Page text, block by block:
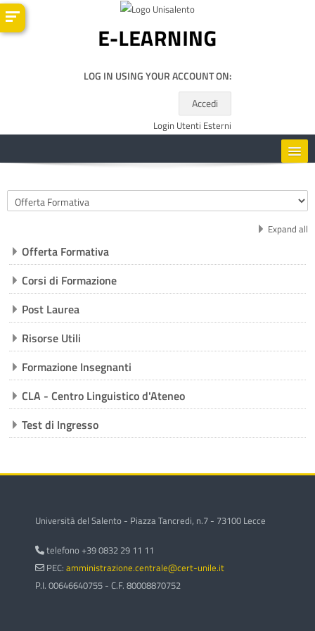
Kalo te përmajtja kryesore
LOG IN USING YOUR ACCOUNT ON:
Accedi
Login Utenti Esterni
RISORSE UTILI
SHQIP ‎(SQ)‎
Kategoritë e kurseve
Expand all
Offerta Formativa
Corsi di Formazione
Post Laurea
Risorse Utili
Formazione Insegnanti
CLA - Centro Linguistico d'Ateneo
Test di Ingresso
Università del Salento - Piazza Tancredi, n.7 - 73100 Lecce
telefono +39 0832 29 11 11
PEC: amministrazione.centrale@cert-unile.it
P.I. 00646640755 - C.F. 80008870752